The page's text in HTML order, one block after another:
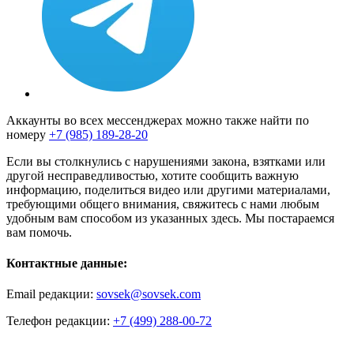
Аккаунты во всех мессенджерах можно также найти по
номеру +7 (985) 189-28-20
Если вы столкнулись с нарушениями закона, взятками или
другой несправедливостью, хотите сообщить важную
информацию, поделиться видео или другими материалами,
требующими общего внимания, свяжитесь с нами любым
удобным вам способом из указанных здесь. Мы постараемся
вам помочь.
Контактные данные:
Email редакции: sovsek@sovsek.com
Телефон редакции: +7 (499) 288-00-72